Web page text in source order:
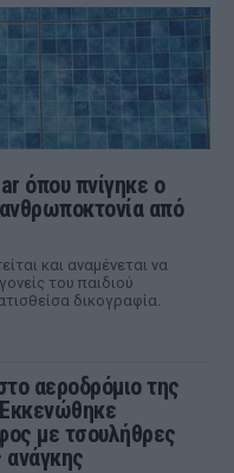
όπου πνίγηκε ο
από
και αναμένεται να
του παιδιού
δικογραφία.
αεροδρόμιο της
με τσουλήθρες
ανάγκης